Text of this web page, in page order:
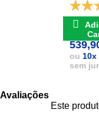
De:
ou 10x
sem
Adicionar ao
Avaliações
Este